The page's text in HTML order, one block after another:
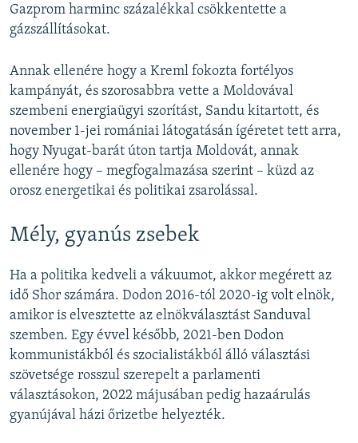
Gazprom harminc százalékkal csökkentette a
gázszállításokat.
Annak ellenére hogy a Kreml fokozta fortélyos
kampányát, és szorosabbra vette a Moldovával
szembeni energiaügyi szorítást, Sandu kitartott, és
november 1-jei romániai látogatásán ígéretet tett arra,
hogy Nyugat-barát úton tartja Moldovát, annak
ellenére hogy – megfogalmazása szerint – küzd az
orosz energetikai és politikai zsarolással.
Mély, gyanús zsebek
Ha a politika kedveli a vákuumot, akkor megérett az
idő Shor számára. Dodon 2016-tól 2020-ig volt elnök,
amikor is elvesztette az elnökválasztást Sanduval
szemben. Egy évvel később, 2021-ben Dodon
kommunistákból és szocialistákból álló választási
szövetsége rosszul szerepelt a parlamenti
választásokon, 2022 májusában pedig hazaárulás
gyanújával házi őrizetbe helyezték.